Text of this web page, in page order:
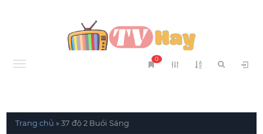
Menu
0
Trang chủ »37 độ 2 Buổi Sáng